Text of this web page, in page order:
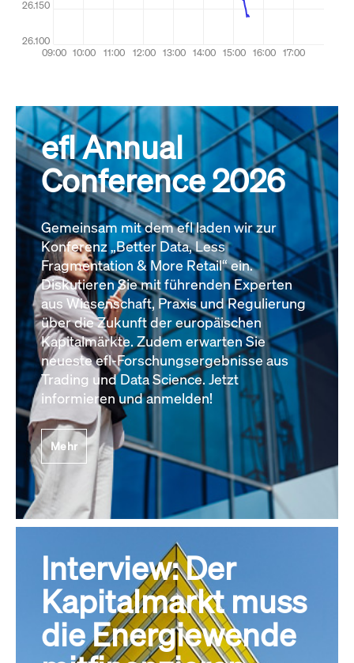
efl Annual
Conference 2026
Gemeinsam mit dem efl laden wir zur
Konferenz „Better Data, Less
Fragmentation & More Retail“ ein.
Diskutieren Sie mit führenden Experten
aus Wissenschaft, Praxis und Regulierung
über die Zukunft der europäischen
Kapitalmärkte. Zudem erwarten Sie
neueste efl-Forschungsergebnisse aus
Trading und Data Science. Jetzt
informieren und anmelden!
Mehr
Interview: Der
Kapitalmarkt muss
die Energiewende